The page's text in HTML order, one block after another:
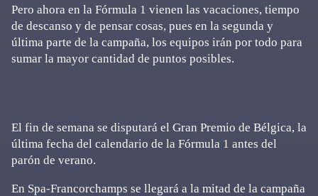
Pero ahora en la Fórmula 1 vienen las vacaciones, tiempo
de descanso y de pensar cosas, pues en la segunda y
última parte de la campaña, los equipos irán por todo para
sumar la mayor cantidad de puntos posibles.
El fin de semana se disputará el Gran Premio de Bélgica, la
última fecha del calendario de la Fórmula 1 antes del
parón de verano.
En Spa-Francorchamps se llegará a la mitad de la campaña